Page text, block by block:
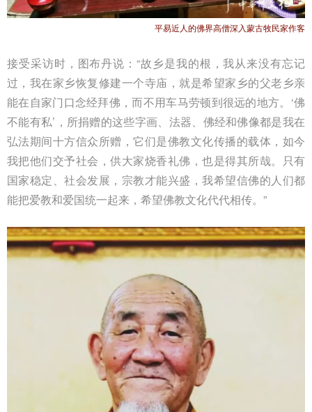
平易近人的佛界高僧深入蒙古牧民家作客
接受采访时，图布丹说：“故乡是我的根，我从来没有忘记
过，我在家乡恢复修建一个寺庙，就是希望家乡的父老乡亲
能在自家门口念经拜佛，而不用车马劳顿到很远的地方。‘佛
不能有私’，所捐赠的这些字画、法器、佛经和佛像都是我在
弘法期间十方信众所赠，它们是佛教文化传播的载体，如今
我把他们交予社会，供大家烧香礼佛，也是得其所哉。只有
国家稳定、社会发展，宗教才能兴盛，我希望信佛的人们都
能把爱教和爱国统一起来，希望佛教文化代代相传。”